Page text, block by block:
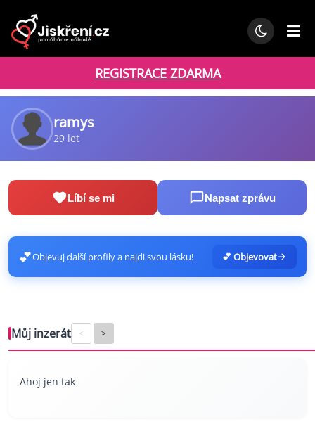
REGISTRACE ZDARMA
ramys
29 let
Líbí se mi Napsat zprávu
💕Objevuj další profily a najdi svou lásku! 💕 Objevovat
Můj inzerát < >
Ahoj jen tak